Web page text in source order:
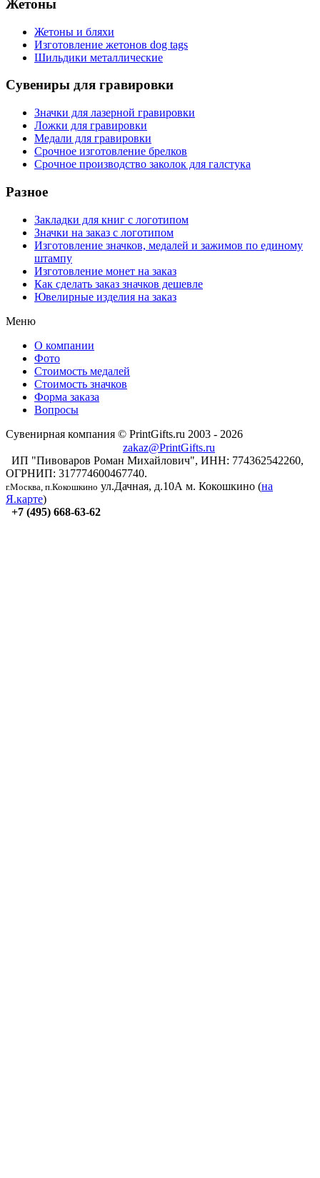
Жетоны
Жетоны и бляхи
Изготовление жетонов dog tags
Шильдики металлические
Сувениры для гравировки
Значки для лазерной гравировки
Ложки для гравировки
Медали для гравировки
Срочное изготовление брелков
Срочное производство заколок для галстука
Разное
Закладки для книг с логотипом
Значки на заказ с логотипом
Изготовление значков, медалей и зажимов по единому
штампу
Изготовление монет на заказ
Как сделать заказ значков дешевле
Ювелирные изделия на заказ
Меню
О компании
Фото
Стоимость медалей
Стоимость значков
Форма заказа
Вопросы
Сувенирная компания © PrintGifts.ru 2003 - 2026
zakaz@PrintGifts.ru
ИП "Пивоваров Роман Михайлович", ИНН: 774362542260,
ОГРНИП: 317774600467740.
г.Москва, п.Кокошкино ул.Дачная, д.10А м. Кокошкино (на
Я.карте)
+7 (495) 668-63-62